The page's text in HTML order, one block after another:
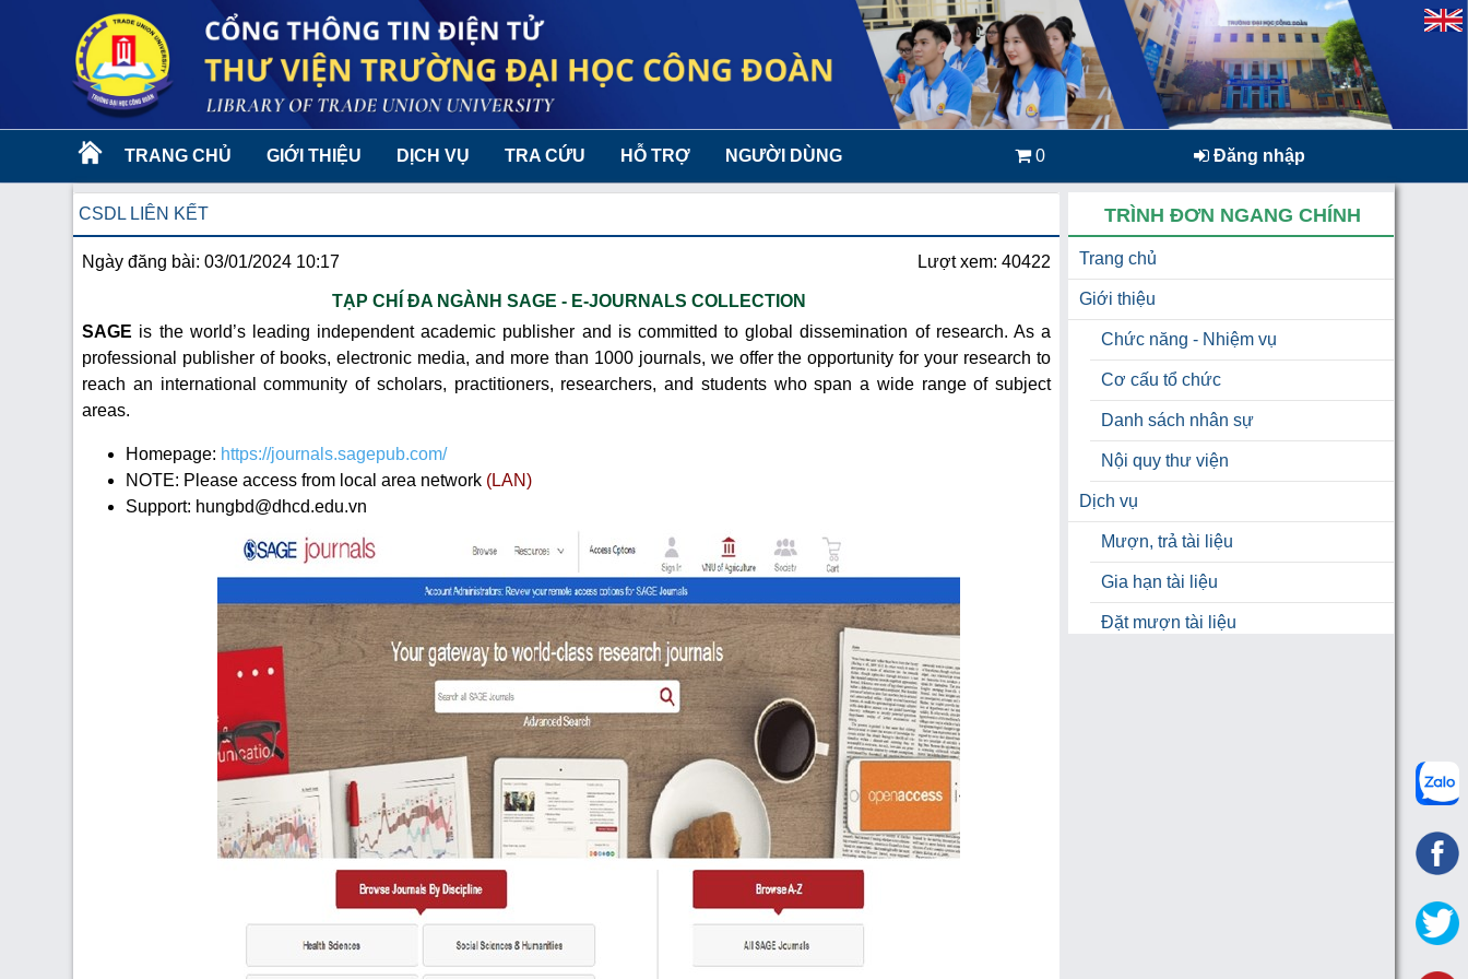
TRANG CHỦ GIỚI THIỆU DỊCH VỤ TRA CỨU HỖ TRỢ NGƯỜI DÙNG 0 Đăng nhập
CSDL LIÊN KẾT
Ngày đăng bài: 03/01/2024 10:17 Lượt xem: 40422
TẠP CHÍ ĐA NGÀNH SAGE - E-JOURNALS COLLECTION
SAGE is the world’s leading independent academic publisher and is committed to global dissemination of research. As a
professional publisher of books, electronic media, and more than 1000 journals, we offer the opportunity for your research to
reach an international community of scholars, practitioners, researchers, and students who span a wide range of subject
areas.
Homepage: https://journals.sagepub.com/
NOTE: Please access from local area network (LAN)
Support: hungbd@dhcd.edu.vn
TRÌNH ĐƠN NGANG CHÍNH
Trang chủ
Giới thiệu
Chức năng - Nhiệm vụ
Cơ cấu tổ chức
Danh sách nhân sự
Nội quy thư viện
Dịch vụ
Mượn, trả tài liệu
Gia hạn tài liệu
Đặt mượn tài liệu